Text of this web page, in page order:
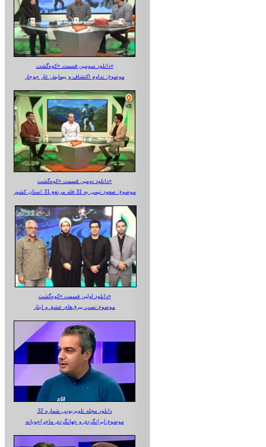
دانلود سومین قسمت «کوه‌گشت»
موضوع: تداوم اکتشاف و پیمایش غار جوجار
دانلود دومین قسمت «کوه‌گشت»
موضوع: صعود تیمی به 31 قله مرتفع 31 استان کشور
دانلود اولین قسمت «کوه‌گشت»
موضوع:نصب بیرق‌های عشق و ایثار
دانلود مجله تلویزیونی شماره 32
موضوع:ایرانگردی و جهانگردی ماجراجویانه